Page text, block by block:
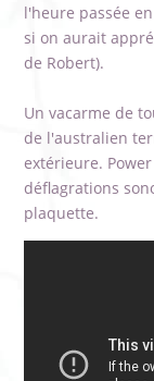
l'heure passée
si on aurait
de Robert).
Un vacarme de
de l'australien
extérieure.
déflagrations
plaquette.